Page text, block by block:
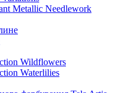
Metallic Needlework
Wildflowers
Waterlilies